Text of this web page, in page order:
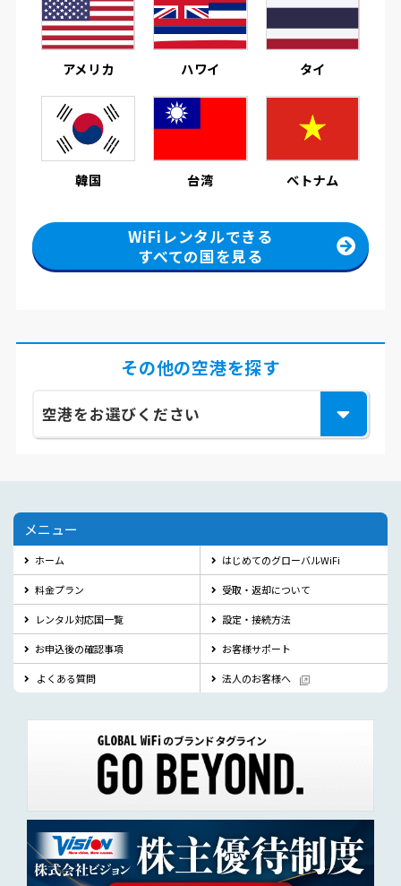
アメリカ ハワイ
韓国 台湾
タイ
ベトナム
WiFiレンタルできる
すべての国を見る
その他の空港を探す
空港をお選びください
メニュー
ホーム はじめてのグローバルWiFi
料金プラン 受取・返却について
レンタル対応国一覧 設定・接続方法
お申込後の確認事項 お客様サポート
よくある質問 法人のお客様へ